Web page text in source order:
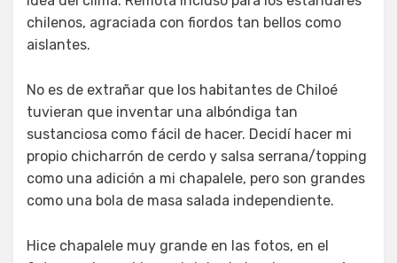
chilenos, agraciada con fiordos tan bellos como
aislantes.
No es de extrañar que los habitantes de Chiloé
tuvieran que inventar una albóndiga tan
sustanciosa como fácil de hacer. Decidí hacer mi
propio chicharrón de cerdo y salsa serrana/topping
como una adición a mi chapalele, pero son grandes
como una bola de masa salada independiente.
Hice chapalele muy grande en las fotos, en el